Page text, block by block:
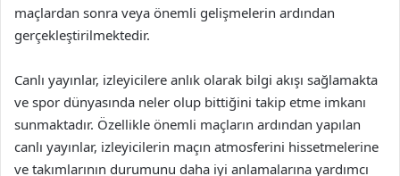
maçlardan sonra veya önemli gelişmelerin ardından
gerçekleştirilmektedir.
Canlı yayınlar, izleyicilere anlık olarak bilgi akışı sağlamakta
ve spor dünyasında neler olup bittiğini takip etme imkanı
sunmaktadır. Özellikle önemli maçların ardından yapılan
canlı yayınlar, izleyicilerin maçın atmosferini hissetmelerine
ve takımlarının durumunu daha iyi anlamalarına yardımcı